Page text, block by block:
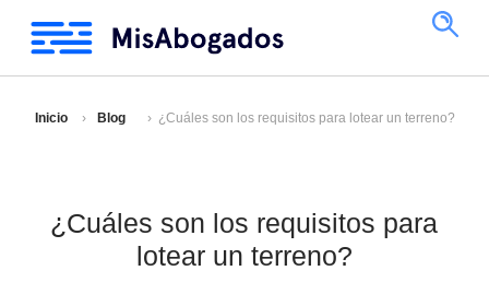
Inicio Blog ¿Cuáles son los requisitos para lotear un terreno?
¿Cuáles son los requisitos para
lotear un terreno?